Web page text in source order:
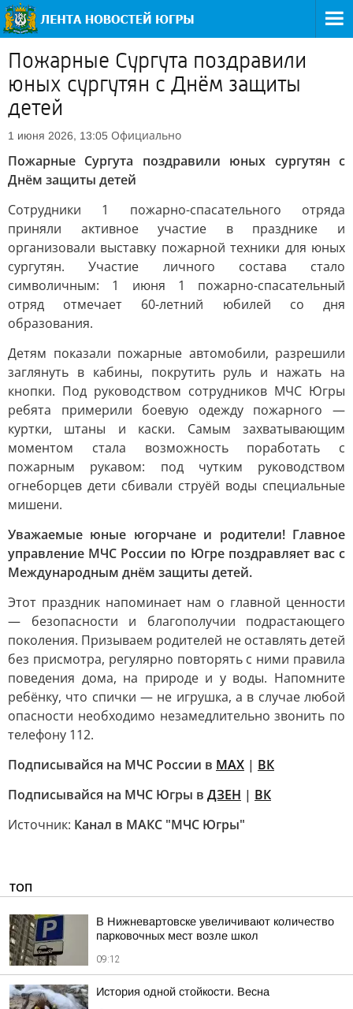
Пожарные Сургута поздравили
юных сургутян с Днём защиты
детей
1 июня 2026, 13:05 Официально
Пожарные Сургута поздравили юных сургутян с
Днём защиты детей
Сотрудники 1 пожарно-спасательного отряда
приняли активное участие в празднике и
организовали выставку пожарной техники для юных
сургутян. Участие личного состава стало
символичным: 1 июня 1 пожарно-спасательный
отряд отмечает 60-летний юбилей со дня
образования.
Детям показали пожарные автомобили, разрешили
заглянуть в кабины, покрутить руль и нажать на
кнопки. Под руководством сотрудников МЧС Югры
ребята примерили боевую одежду пожарного —
куртки, штаны и каски. Самым захватывающим
моментом стала возможность поработать с
пожарным рукавом: под чутким руководством
огнеборцев дети сбивали струёй воды специальные
мишени.
Уважаемые юные югорчане и родители! Главное
управление МЧС России по Югре поздравляет вас с
Международным днём защиты детей.
Этот праздник напоминает нам о главной ценности
— безопасности и благополучии подрастающего
поколения. Призываем родителей не оставлять детей
без присмотра, регулярно повторять с ними правила
поведения дома, на природе и у воды. Напомните
ребёнку, что спички — не игрушка, а в случае любой
опасности необходимо незамедлительно звонить по
телефону 112.
Подписывайся на МЧС России в MAX | ВК
Подписывайся на МЧС Югры в ДЗЕН | ВК
Источник: Канал в МАКС "МЧС Югры"
ТОП
В Нижневартовске увеличивают количество
парковочных мест возле школ
09:12
История одной стойкости. Весна